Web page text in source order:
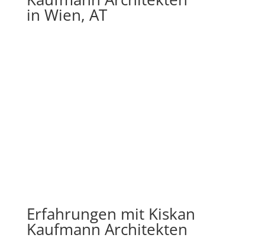
in Wien, AT
Erfahrungen mit Kiskan
Kaufmann Architekten